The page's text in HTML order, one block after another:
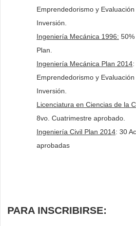
Emprendedorismo y
Inversión.
Ingeniería Mecánica 1996:
Plan.
Ingeniería Mecánica Plan 2014
Emprendedorismo y
Inversión.
Licenciatura en Ciencias de la
8vo. Cuatrimestre aprobado.
Ingeniería Civil Plan 2014: 30
aprobadas
PARA INSCRIBIRSE: